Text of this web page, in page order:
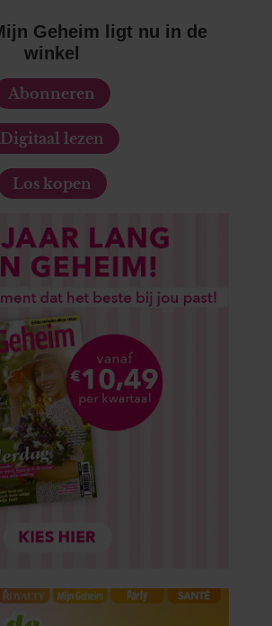
Geheim ligt nu in de
winkel
Abonneren
Digitaal lezen
Los kopen